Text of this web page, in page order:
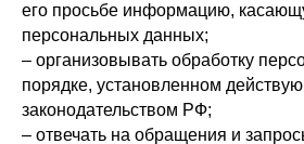
его просьбе информацию,
персональных данных;
– организовывать обработку
порядке, установленном
законодательством РФ;
– отвечать на обращения и